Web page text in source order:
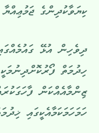
ކިޔަވާކުދިންގެ
ދިވެހިން އުޅޭ
ހިދުމަތް
ޒިންމާއެއްކަން
ހަމަހަމަކަމާއެކީގައި